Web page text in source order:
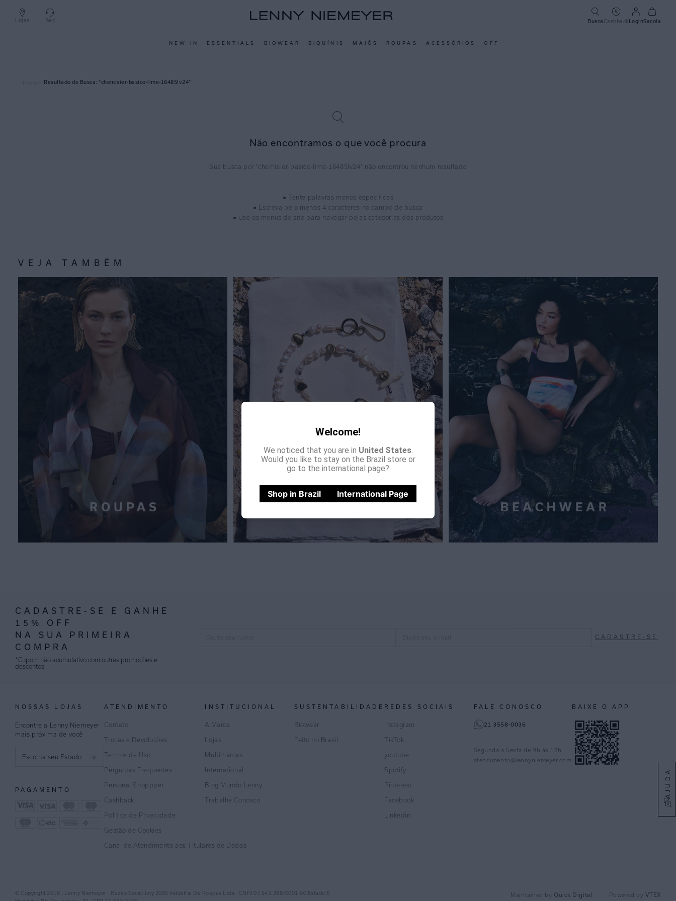
AJUDA
Lojas Sac Busca CashbackLoginSacola
NEW IN ESSENTIALS BIOWEAR BIQUÍNIS MAIÔS ROUPAS ACESSÓRIOS OFF
Welcome!
We noticed that you are in United States.
Would you like to stay on the Brazil store or
go to the international page?
Shop in Brazil International Page
chemisier-basico-lime-16485lv24
Não encontramos o que você procura
chemisier-basico-lime-16485lv24
● Tente palavras menos específicas
● Escreva pelo menos 4 caracteres no campo de busca
● Use os menus do site para navegar pelas categorias dos produtos
VEJA TAMBÉM
CADASTRE-SE E GANHE
15% OFF
NA SUA PRIMEIRA
COMPRA
*Cupom não acumulativo com outras promoções e
descontos
CADASTRE-SE
NOSSAS LOJAS
Encontre a Lenny Niemeyer
mais próxima de você
Escolha seu Estado
Distrito Federal
PAGAMENTO
ATENDIMENTO
Contato
Trocas e Devoluções
Termos de Uso
Perguntas Frequentes
Personal Shoppper
Cashback
Política de Privacidade
Gestão de Cookies
Canal de Atendimento aos Títulares de Dados
INSTITUCIONAL
A Marca
Lojas
Multimarcas
International
Blog Mundo Lenny
Trabalhe Conosco
SUSTENTABILIDADE
Biowear
Feito no Brasil
REDES SOCIAIS
Instagram
TikTok
youtube
Spotify
Pinterest
Facebook
Linkedin
FALE CONOSCO
21 3558-0036
Segunda a Sexta de 9h às 17h
atendimento@lennyniemeyer.com
BAIXE O APP
© Copyright 2018 | Lenny Niemeyer - Razão Social Lny 2005 Indústria De Roupas Ltda - CNPJ 07.543.288/0001-90 Estado E
Maintained by Quick Digital Powered by VTEX